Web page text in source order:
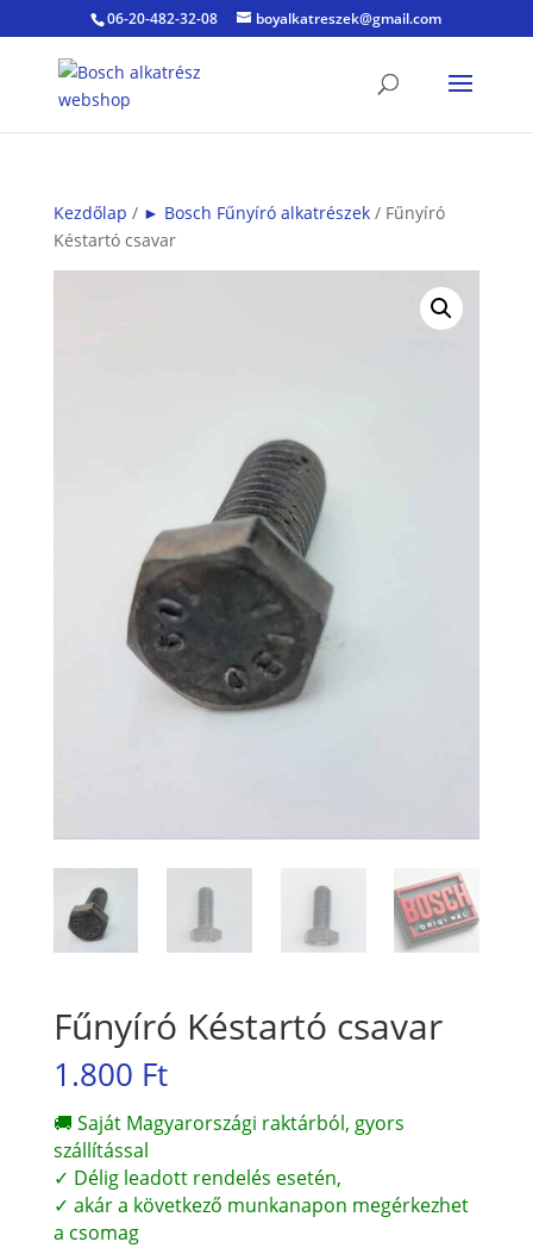
06-20-482-32-08 boyalkatreszek@gmail.com
Kezdőlap / ► Bosch Fűnyíró alkatrészek/ Fűnyíró
Késtartó csavar
Fűnyíró Késtartó csavar
1.800 Ft
🚚 Saját Magyarországi raktárból, gyors
szállítással
✓ Délig leadott rendelés esetén,
✓ akár a következő munkanapon megérkezhet
a csomag